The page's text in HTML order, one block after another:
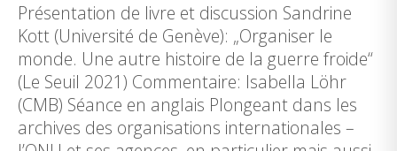
Présentation de livre et discussion Sandrine
Kott (Université de Genève): „Organiser le
monde. Une autre histoire de la guerre froide“
(Le Seuil 2021) Commentaire: Isabella Löhr
(CMB) Séance en anglais Plongeant dans les
archives des organisations internationales –